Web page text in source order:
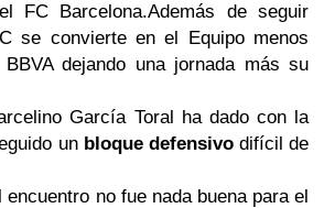
FC Barcelona.Además de seguir
se convierte en el Equipo menos
dejando una jornada más su
García Toral ha dado con la
un bloque defensivodifícil de
no fue nada buena para el